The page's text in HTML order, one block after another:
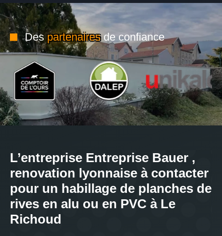
Despartenairesde confiance
L’entreprise Entreprise Bauer ,
renovation lyonnaise à contacter
pour un habillage de planches de
rives en alu ou en PVC à Le
Richoud